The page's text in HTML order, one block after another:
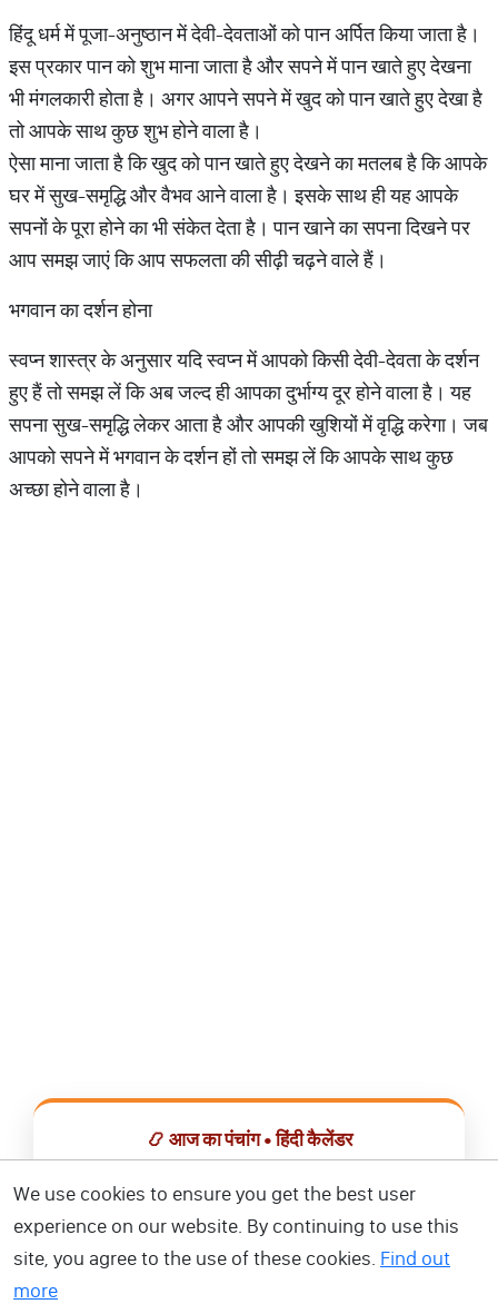
हिंदू धर्म में पूजा-अनुष्‍ठान में देवी-देवताओं को पान अर्पित किया जाता है।
इस प्रकार पान को शुभ माना जाता है और सपने में पान खाते हुए देखना
भी मंगलकारी होता है। अगर आपने सपने में खुद को पान खाते हुए देखा है
तो आपके साथ कुछ शुभ होने वाला है।
ऐसा माना जाता है कि खुद को पान खाते हुए देखने का मतलब है कि आपके
घर में सुख-समृद्धि और वैभव आने वाला है। इसके साथ ही यह आपके
सपनों के पूरा होने का भी संकेत देता है। पान खाने का सपना दिखने पर
आप समझ जाएं कि आप सफलता की सीढ़ी चढ़ने वाले हैं।
भगवान का दर्शन होना
स्वप्न शास्त्र के अनुसार यदि स्‍वप्‍न में आपको किसी देवी-देवता के दर्शन
हुए हैं तो समझ लें कि अब जल्‍द ही आपका दुर्भाग्‍य दूर होने वाला है। यह
सपना सुख-समृद्धि लेकर आता है और आपकी खुशियों में वृद्धि करेगा। जब
आपको सपने में भगवान के दर्शन हों तो समझ लें कि आपके साथ कुछ
अच्‍छा होने वाला है।
📿 आज का पंचांग • हिंदी कैलेंडर
📅 हिंदी कैलेंडर ऐप डाउनलोड करें
We use cookies to ensure you get the best user
experience on our website. By continuing to use this
site, you agree to the use of these cookies. Find out
more